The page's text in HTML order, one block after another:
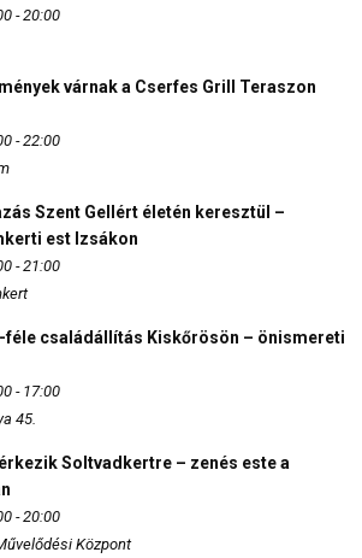
- 20:00
várnak a Cserfes Grill Teraszon
- 22:00
Szent Gellért életén keresztül –
est Izsákon
- 21:00
családállítás Kiskőrösön – önismereti
- 17:00
45.
Soltvadkertre – zenés este a
- 20:00
Központ